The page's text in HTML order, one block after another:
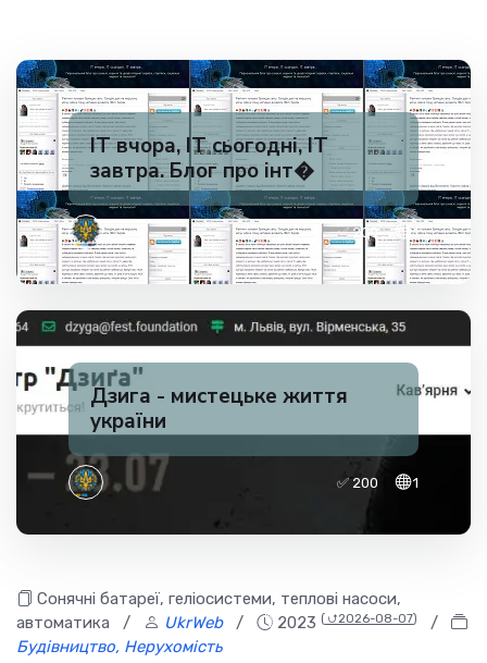
IT вчора, ІТ сьогодні, ІТ
завтра. Блог про інт�
✅ 200 1
Дзига - мистецьке життя
україни
✅ 200 1
Cонячні батареї, геліосистеми, теплові насоси,
автоматика / UkrWeb/ 2023 ( ⮍2026-08-07)
/
Будівництво, Нерухомість